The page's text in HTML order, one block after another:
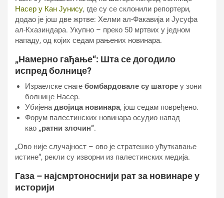
Насер у Кан Јунису, где су се склонили репортери,
додао је још две жртве: Хелми ал-Факавија и Јусуфа
ал-Кхазиндара. Укупно – преко 50 мртвих у једном
нападу, од којих седам рањених новинара.
„Намерно гађање“: Шта се догодило
испред болнице?
Израелске снаге бомбардовале су шаторе у зони
болнице Насер.
Убијенадвојица новинара, још седам повређено.
Форум палестинских новинара осудио напад
као „ратни злочин“.
„Ово није случајност – ово је стратешко ућуткавање
истине“, рекли су изворни из палестинских медија.
Газа – најсмртоноснији рат за новинаре у
историји